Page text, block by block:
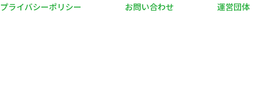
プライバシーポリシー お問い合わせ 運営団体